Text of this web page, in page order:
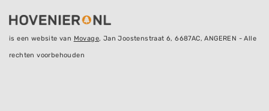
is een website van Movage, Jan Joostenstraat 6, 6687AC, ANGEREN - Alle
rechten voorbehouden